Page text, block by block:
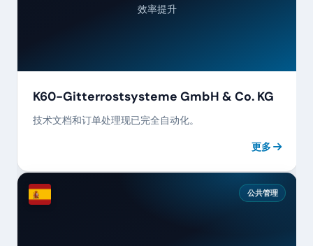
效率提升
K60-Gitterrostsysteme GmbH & Co. KG
技术文档和订单处理现已完全自动化。
更多
公共管理